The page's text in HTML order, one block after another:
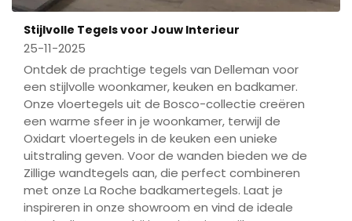
Stijlvolle Tegels voor Jouw Interieur
25-11-2025
Ontdek de prachtige tegels van Delleman voor
een stijlvolle woonkamer, keuken en badkamer.
Onze vloertegels uit de Bosco-collectie creëren
een warme sfeer in je woonkamer, terwijl de
Oxidart vloertegels in de keuken een unieke
uitstraling geven. Voor de wanden bieden we de
Zillige wandtegels aan, die perfect combineren
met onze La Roche badkamertegels. Laat je
inspireren in onze showroom en vind de ideale